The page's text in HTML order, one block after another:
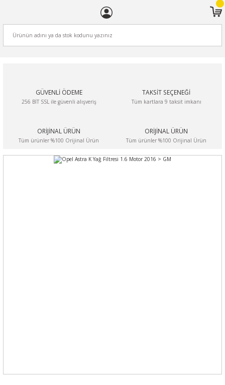
GÜVENLİ ÖDEME
256 BİT SSL ile güvenli alışveriş
TAKSİT SEÇENEĞİ
Tüm kartlara 9 taksit imkanı
ORİJİNAL ÜRÜN
Tüm ürünler %100 Orijinal Ürün
ORİJİNAL ÜRÜN
Tüm ürünler %100 Orijinal Ürün